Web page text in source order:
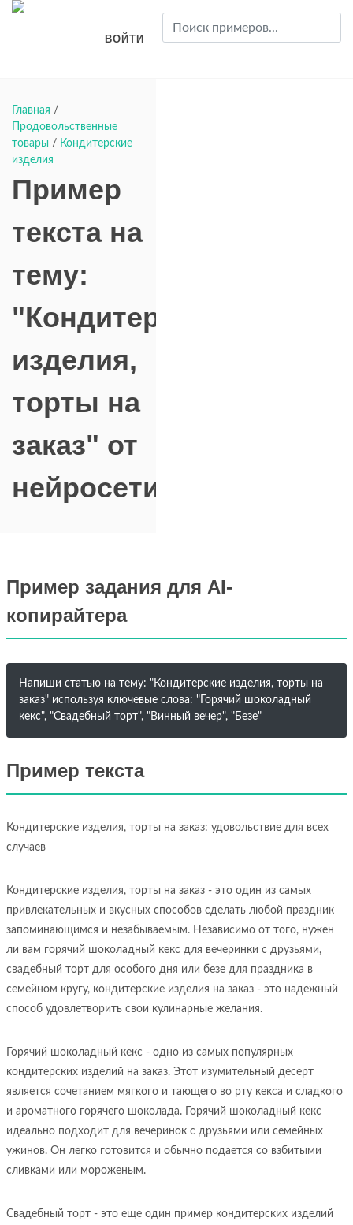
ВОЙТИ
Главная /
Продовольственные
товары / Кондитерские
изделия
Пример
текста на
тему:
"Кондитерские
изделия,
торты на
заказ" от
нейросети
Пример задания для AI-
копирайтера
Напиши статью на тему: "Кондитерские изделия, торты на
заказ" используя ключевые слова: "Горячий шоколадный
кекс", "Свадебный торт", "Винный вечер", "Безе"
Пример текста
Кондитерские изделия, торты на заказ: удовольствие для всех
случаев
Кондитерские изделия, торты на заказ - это один из самых
привлекательных и вкусных способов сделать любой праздник
запоминающимся и незабываемым. Независимо от того, нужен
ли вам горячий шоколадный кекс для вечеринки с друзьями,
свадебный торт для особого дня или безе для праздника в
семейном кругу, кондитерские изделия на заказ - это надежный
способ удовлетворить свои кулинарные желания.
Горячий шоколадный кекс - одно из самых популярных
кондитерских изделий на заказ. Этот изумительный десерт
является сочетанием мягкого и тающего во рту кекса и сладкого
и ароматного горячего шоколада. Горячий шоколадный кекс
идеально подходит для вечеринок с друзьями или семейных
ужинов. Он легко готовится и обычно подается со взбитыми
сливками или мороженым.
Свадебный торт - это еще один пример кондитерских изделий